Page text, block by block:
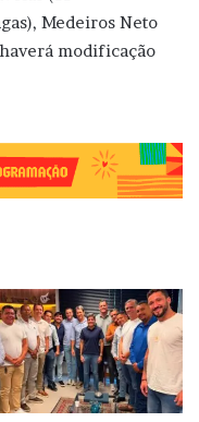
Medeiros Neto
modificação